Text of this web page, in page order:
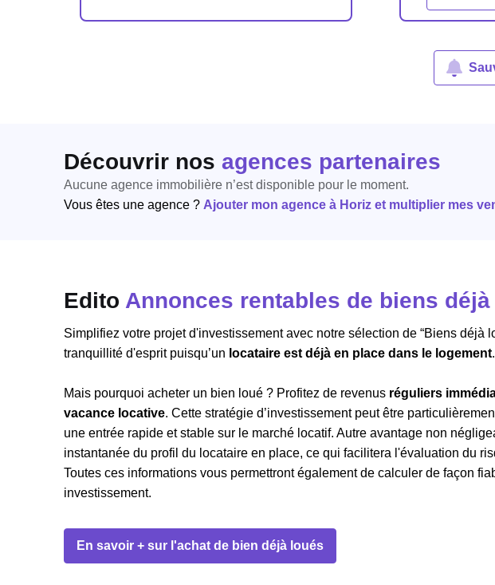
Découvrir nos agences partenaires
Aucune agence immobilière n’est disponible pour le moment.
Vous êtes une agence ? Ajouter mon agence à Horiz et multiplier mes
Edito Annonces rentables de biens
Simplifiez votre projet d'investissement avec notre sélection de “Biens déjà
tranquillité d'esprit puisqu’un locataire est déjà en place dans le logement.
Mais pourquoi acheter un bien loué ? Profitez de revenus réguliers
vacance locative. Cette stratégie d’investissement peut être
une entrée rapide et stable sur le marché locatif. Autre avantage non
instantanée du profil du locataire en place, ce qui facilitera l'évaluation du
Toutes ces informations vous permettront également de calculer de façon
investissement.
En savoir + sur l'achat de bien déjà loués